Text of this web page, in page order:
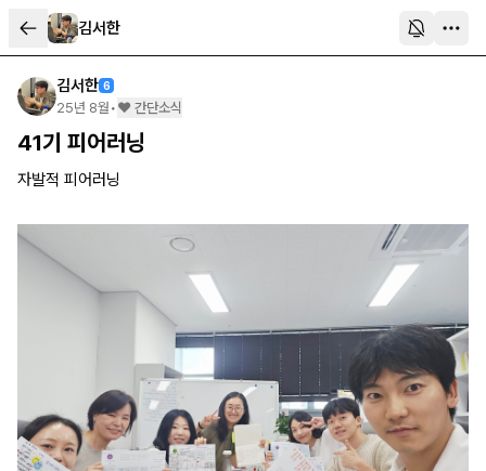
김서한
김서한 6
25년 8월 • ❤️ 간단소식
41기 피어러닝
자발적 피어러닝